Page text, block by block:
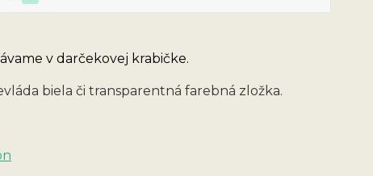
v darčekovej krabičke.
biela či transparentná farebná zložka.